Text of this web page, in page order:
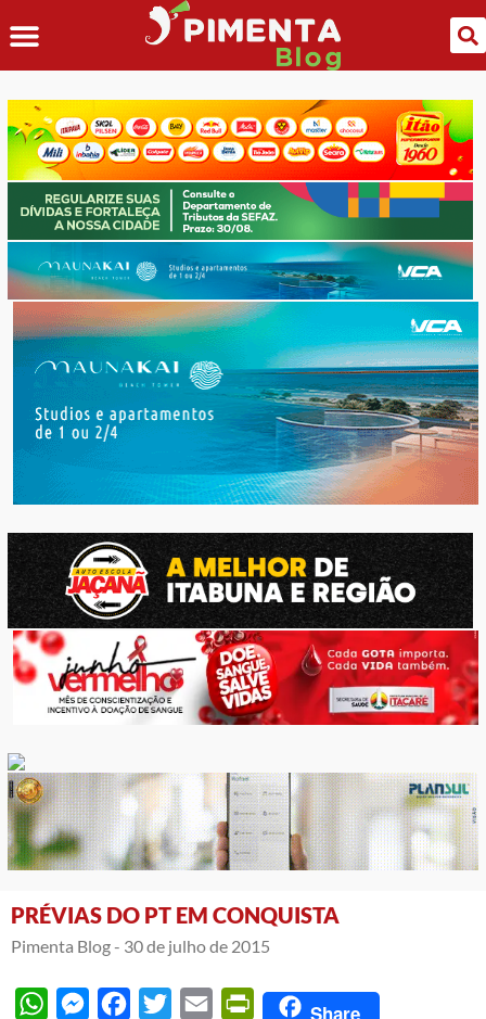
PRÉVIAS DO PT EM CONQUISTA
Pimenta Blog - 30 de julho de 2015
WhatsAppMessengerFacebook
Twitter Email PrintFriendly
Share